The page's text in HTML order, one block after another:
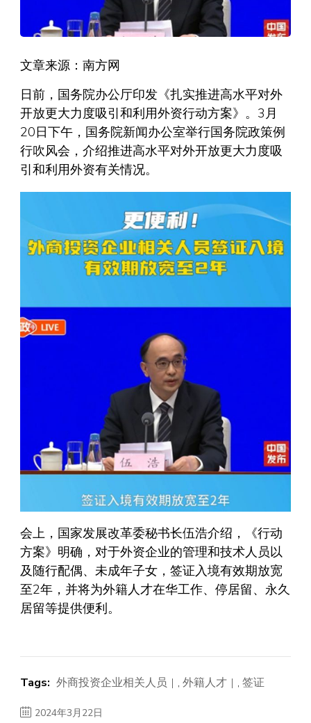
文章来源：南方网
日前，国务院办公厅印发《扎实推进高水平对外
开放更大力度吸引和利用外资行动方案》。3月
20日下午，国务院新闻办公室举行国务院政策例
行吹风会，介绍推进高水平对外开放更大力度吸
引和利用外资有关情况。
会上，国家发展改革委秘书长伍浩介绍，《行动
方案》明确，对于外资企业的管理和技术人员以
及随行配偶、未成年子女，签证入境有效期放宽
至2年，并将为外籍人才在华工作、停居留、永久
居留等提供便利。
Tags: 外商投资企业相关人员 , 外籍人才 , 签证
2024年3月22日